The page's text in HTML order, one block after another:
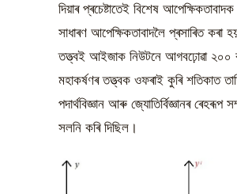
দিয়াৰ প্ৰচেষ্টাতেই বিশেষ
সাধাৰণ আপেক্ষিকতাবাদলৈ প্ৰসাৰিত
তত্ত্বই আইজাক নিউটনে আগবঢ়োৱা ২০০
মহাকৰ্ষণৰ তত্ত্বক ওফৰাই কুৰি শতিকাত
পদাৰ্থবিজ্ঞান আৰু জ্যোতিৰ্বিজ্ঞানৰ ৰেহৰূপ
সলনি কৰি দিছিল।